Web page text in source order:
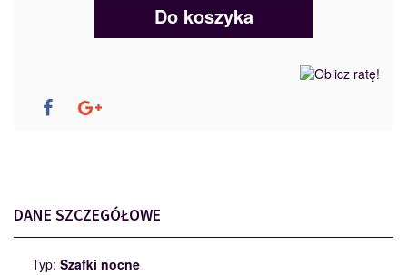
Do koszyka
DANE SZCZEGÓŁOWE
Typ: Szafki nocne